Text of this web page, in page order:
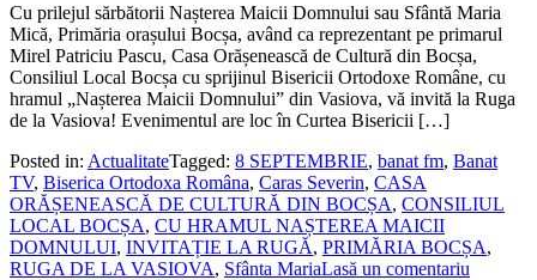
Cu prilejul sărbătorii Nașterea Maicii Domnului sau Sfântă Maria
Mică, Primăria orașului Bocșa, având ca reprezentant pe primarul
Mirel Patriciu Pascu, Casa Orășenească de Cultură din Bocșa,
Consiliul Local Bocșa cu sprijinul Bisericii Ortodoxe Române, cu
hramul „Nașterea Maicii Domnului” din Vasiova, vă invită la Ruga
de la Vasiova! Evenimentul are loc în Curtea Bisericii […]
Posted in: ActualitateTagged: 8 SEPTEMBRIE, banat fm, Banat
TV, Biserica Ortodoxa Româna, Caras Severin, CASA
ORĂȘENEASCĂ DE CULTURĂ DIN BOCȘA, CONSILIUL
LOCAL BOCȘA, CU HRAMUL NAȘTEREA MAICII
DOMNULUI, INVITAȚIE LA RUGĂ, PRIMĂRIA BOCȘA,
RUGA DE LA VASIOVA, Sfânta MariaLasă un comentariu